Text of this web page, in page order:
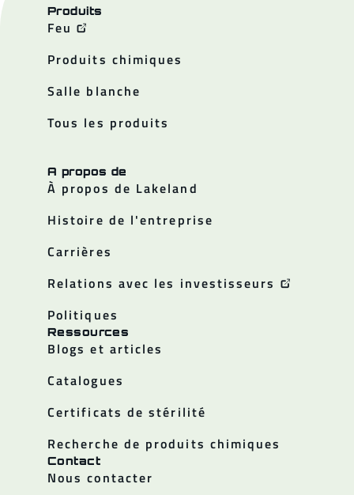
Produits
Feu
Produits chimiques
Salle blanche
Tous les produits
A propos de
À propos de Lakeland
Histoire de l'entreprise
Carrières
Relations avec les investisseurs
Politiques
Ressources
Blogs et articles
Catalogues
Certificats de stérilité
Recherche de produits chimiques
Contact
Nous contacter